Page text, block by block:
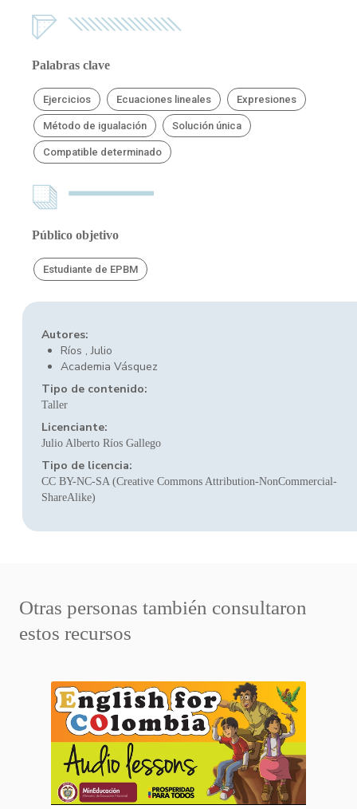
Palabras clave
Ejercicios Ecuaciones lineales Expresiones
Método de igualación Solución única
Compatible determinado
Público objetivo
Estudiante de EPBM
Autores:
Ríos , Julio
Academia Vásquez
Tipo de contenido:
Taller
Licenciante:
Julio Alberto Ríos Gallego
Tipo de licencia:
CC BY-NC-SA (Creative Commons Attribution-NonCommercial-
ShareAlike)
Otras personas también consultaron
estos recursos